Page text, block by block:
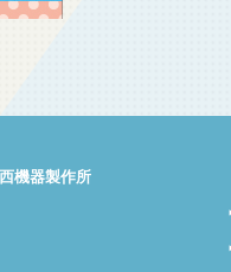
機器製作所